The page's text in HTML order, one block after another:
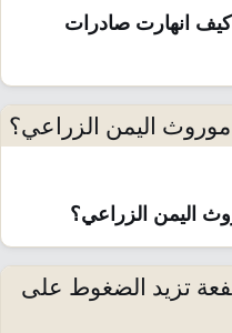
كيف انهارت صادرات
اليمن الزراعي؟